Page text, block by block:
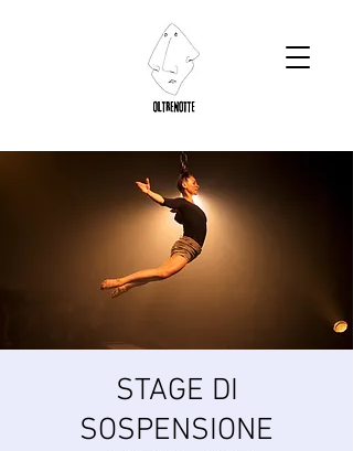
STAGE DI
SOSPENSIONE